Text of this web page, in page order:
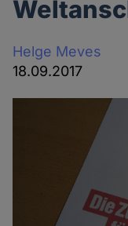
Helge Meves
18.09.2017